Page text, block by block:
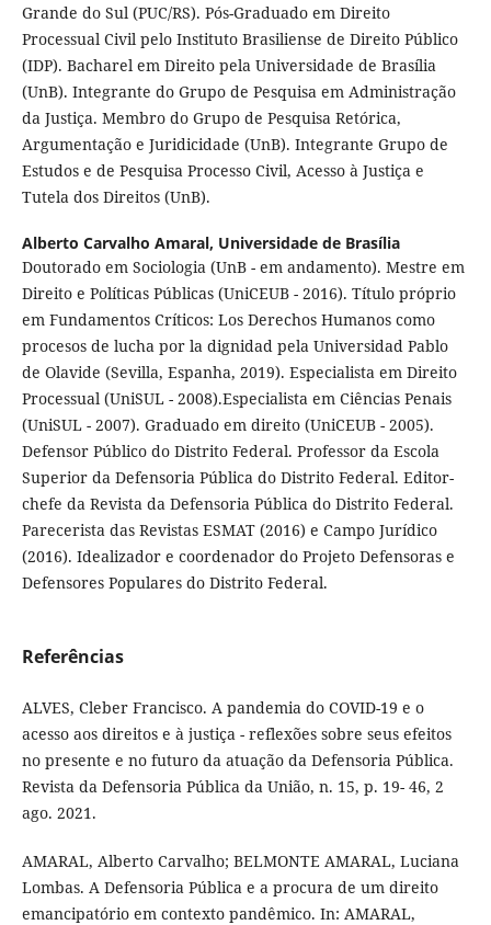
Grande do Sul (PUC/RS). Pós-Graduado em Direito
Processual Civil pelo Instituto Brasiliense de Direito Público
(IDP). Bacharel em Direito pela Universidade de Brasília
(UnB). Integrante do Grupo de Pesquisa em Administração
da Justiça. Membro do Grupo de Pesquisa Retórica,
Argumentação e Juridicidade (UnB). Integrante Grupo de
Estudos e de Pesquisa Processo Civil, Acesso à Justiça e
Tutela dos Direitos (UnB).
Alberto Carvalho Amaral, Universidade de Brasília
Doutorado em Sociologia (UnB - em andamento). Mestre em
Direito e Políticas Públicas (UniCEUB - 2016). Título próprio
em Fundamentos Críticos: Los Derechos Humanos como
procesos de lucha por la dignidad pela Universidad Pablo
de Olavide (Sevilla, Espanha, 2019). Especialista em Direito
Processual (UniSUL - 2008).Especialista em Ciências Penais
(UniSUL - 2007). Graduado em direito (UniCEUB - 2005).
Defensor Público do Distrito Federal. Professor da Escola
Superior da Defensoria Pública do Distrito Federal. Editor-
chefe da Revista da Defensoria Pública do Distrito Federal.
Parecerista das Revistas ESMAT (2016) e Campo Jurídico
(2016). Idealizador e coordenador do Projeto Defensoras e
Defensores Populares do Distrito Federal.
Referências
ALVES, Cleber Francisco. A pandemia do COVID-19 e o
acesso aos direitos e à justiça - reflexões sobre seus efeitos
no presente e no futuro da atuação da Defensoria Pública.
Revista da Defensoria Pública da União, n. 15, p. 19- 46, 2
ago. 2021.
AMARAL, Alberto Carvalho; BELMONTE AMARAL, Luciana
Lombas. A Defensoria Pública e a procura de um direito
emancipatório em contexto pandêmico. In: AMARAL,